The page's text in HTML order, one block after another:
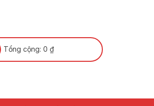
Tổng cộng: 0 ₫